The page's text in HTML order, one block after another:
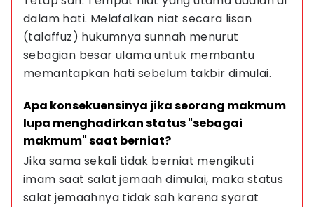
dalam hati. Melafalkan niat secara lisan
(talaffuz) hukumnya sunnah menurut
sebagian besar ulama untuk membantu
memantapkan hati sebelum takbir dimulai.
Apa konsekuensinya jika seorang makmum
lupa menghadirkan status "sebagai
makmum" saat berniat?
Jika sama sekali tidak berniat mengikuti
imam saat salat jemaah dimulai, maka status
salat jemaahnya tidak sah karena syarat